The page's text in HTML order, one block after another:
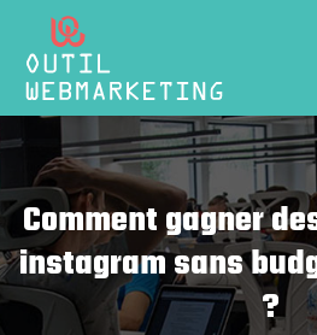
Comment gagner
instagram sans
?